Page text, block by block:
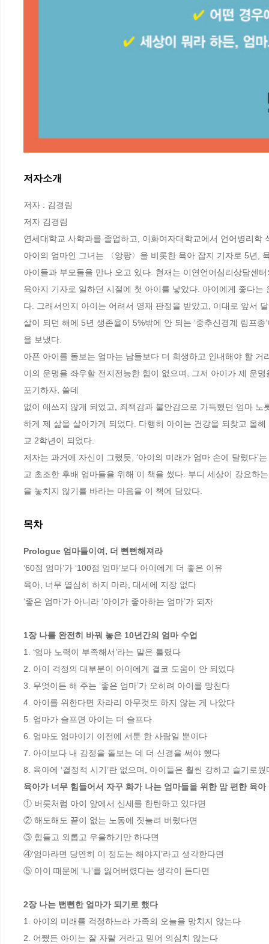
저자소개
저자 : 김경림
저자 김경림
연세대학교 사학과를 졸업하고, 이화여자대학교에서 언어병리
아이의 엄마인 그녀는 〈앙팡〉을 비롯한 육아 잡지 기자로 5년,
아이들과 부모들을 만나 오고 있다. 현재는 이연언어심리상담센
육아지 기자로 일하던 시절에 첫 아이를 낳았다. 아이에게 좋다
다. 그래서인지 아이는 어려서 영재 판정을 받았고, 이대로 앞서
살이 되던 해에 5년 생존율이 5%밖에 안 되는 ‘중추신경계 림프
을 보냈다.
아픈 아이를 돌보는 엄마는 남들보다 더 희생하고 인내해야 할 거
이의 운명을 좌우할 전지전능한 힘이 없으며, 그저 아이가 제 운
포기하자, 쓸데
없이 애쓰지 않게 되었고, 죄책감과 불안감으로 가득했던 엄마
하게 제 삶을 살아가게 되었다. 다행히 아이는 건강을 되찾고 올
교 2학년이 되었다.
저자는 과거에 자신이 그랬듯, ‘아이의 미래가 엄마 손에 달렸다
고 초조한 후배 엄마들을 위해 이 책을 썼다. 부디 세상이 강요하
을 놓치지 않기를 바라는 마음을 이 책에 담았다.
목차
Prologue 엄마들이여, 더 뻔뻔해져라
‘60점 엄마’가 ‘100점 엄마’보다 아이에게 더 좋은 이유
육아, 너무 열심히 하지 마라, 대세에 지장 없다
‘좋은 엄마’가 아니라 ‘아이가 좋아하는 엄마’가 되자
1장 나를 완전히 바꿔 놓은 10년간의 엄마 수업
1. ‘엄마 노력이 부족해서’라는 말은 틀렸다
2. 아이 걱정의 대부분이 아이에게 결코 도움이 안 되었다
3. 무엇이든 해 주는 ‘좋은 엄마’가 오히려 아이를 망친다
4. 아이를 위한다면 차라리 아무것도 하지 않는 게 나았다
5. 엄마가 슬프면 아이는 더 슬프다
6. 엄마도 엄마이기 이전에 서툰 한 사람일 뿐이다
7. 아이보다 내 감정을 돌보는 데 더 신경을 써야 했다
육아가 너무 힘들어서 자꾸 화가 나는 엄마들을 위한 맘 편한 육아
① 버릇처럼 아이 앞에서 신세를 한탄하고 있다면
② 해도해도 끝이 없는 노동에 짓눌려 버렸다면
③ 힘들고 외롭고 우울하기만 하다면
④‘엄마라면 당연히 이 정도는 해야지’라고 생각한다면
⑤ 아이 때문에 ‘나’를 잃어버렸다는 생각이 든다면
2장 나는 뻔뻔한 엄마가 되기로 했다
1. 아이의 미래를 걱정하느라 가족의 오늘을 망치지 않는다
2. 어쨌든 아이는 잘 자랄 거라고 믿어 의심치 않는다